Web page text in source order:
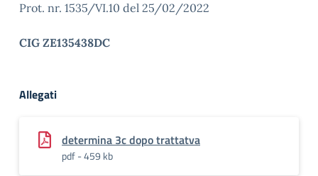
Prot. nr. 1535/VI.10 del 25/02/2022
CIG ZE135438DC
Allegati
determina 3c dopo trattatva
pdf - 459 kb